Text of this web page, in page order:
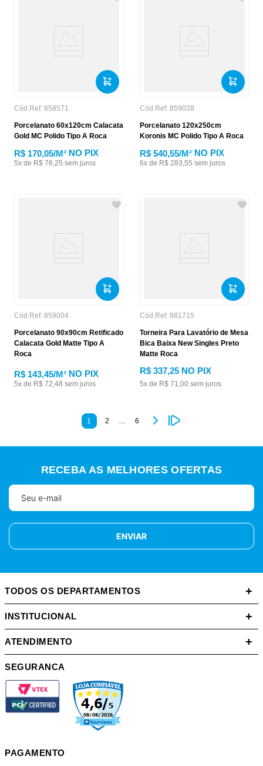
Cód.Ref: 858571
Porcelanato 60x120cm Calacata
Gold MC Polido Tipo A Roca
R$ 170,05/M² NO PIX
5x de R$ 76,25 sem juros
Cód.Ref: 859028
Porcelanato 120x250cm
Koronis MC Polido Tipo A Roca
R$ 540,55/M² NO PIX
6x de R$ 283,55 sem juros
Cód.Ref: 859004
Porcelanato 90x90cm Retificado
Calacata Gold Matte Tipo A
Roca
R$ 143,45/M² NO PIX
5x de R$ 72,48 sem juros
Cód.Ref: 881715
Torneira Para Lavatório de Mesa
Bica Baixa New Singles Preto
Matte Roca
R$ 337,25 NO PIX
5x de R$ 71,00 sem juros
1 2 … 6
RECEBA AS MELHORES OFERTAS
ENVIAR
TODOS OS DEPARTAMENTOS +
INSTITUCIONAL +
ATENDIMENTO +
SEGURANCA
PAGAMENTO